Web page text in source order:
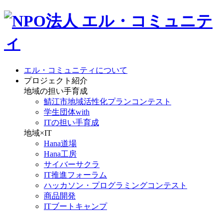
エル・コミュニティについて
プロジェクト紹介
地域の担い手育成
鯖江市地域活性化プランコンテスト
学生団体with
ITの担い手育成
地域×IT
Hana道場
Hana工房
サイバーサクラ
IT推進フォーラム
ハッカソン・プログラミングコンテスト
商品開発
ITブートキャンプ